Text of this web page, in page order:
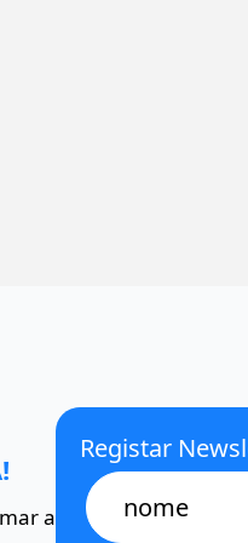
a
Registar
Name